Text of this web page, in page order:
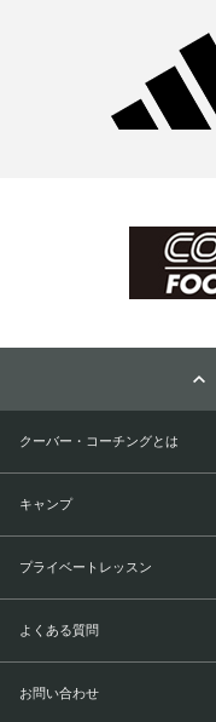
クーバー・コーチングとは
キャンプ
プライベートレッスン
よくある質問
お問い合わせ